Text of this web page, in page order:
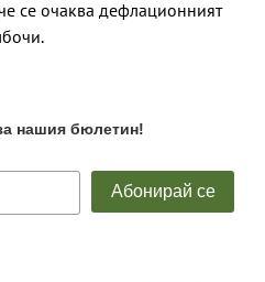
се очаква дефлационният